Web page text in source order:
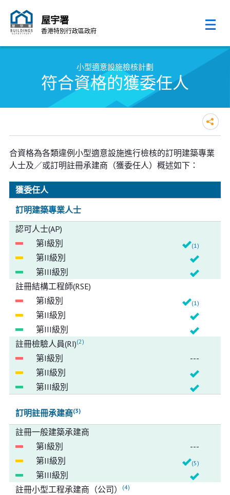
屋宇署
香港特別行政區政府
小型適意設施檢核計劃
符合資格的獲委任人
合資格為各類違例小型適意設施進行檢核的訂明建築專業
人士及／或訂明註冊承建商（獲委任人）概述如下：
獲委任人
訂明建築專業人士
認可人士(AP)
(1)
註冊結構工程師(RSE)
(1)
註冊檢驗人員(RI)(2)
---
訂明註冊承建商(3)
註冊一般建築承建商
---
(5)
註冊小型工程承建商（公司） (4)